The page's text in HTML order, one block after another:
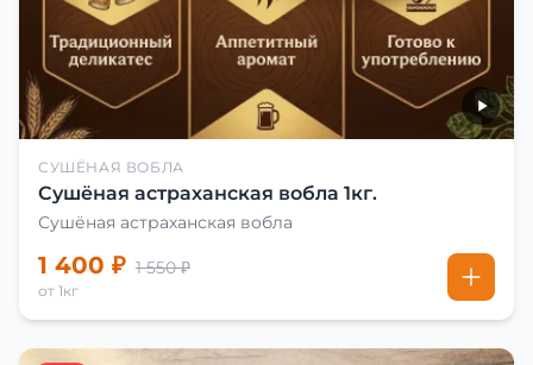
СУШЁНАЯ ВОБЛА
Сушёная астраханская вобла 1кг.
Сушёная астраханская вобла
1 400 ₽ 1 550 ₽
от 1кг